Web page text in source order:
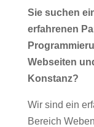
Sie suchen
erfahrenen
Webseiten
Konstanz?
Wir sind ein
Bereich